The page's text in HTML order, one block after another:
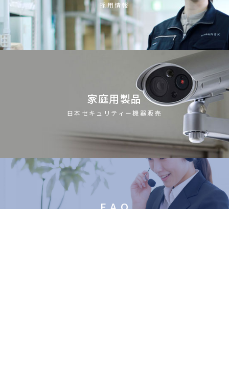
採用情報
家庭用製品
日本セキュリティー機器販売
F A Q